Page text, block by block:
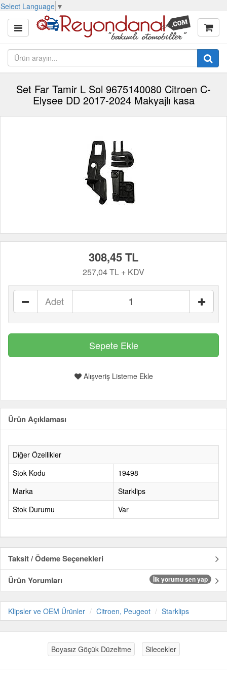
Select Language ▼
Set Far Tamir L Sol 9675140080 Citroen C-
Elysee DD 2017-2024 Makyajlı kasa
308,45 TL
257,04 TL + KDV
Adet
Alışveriş Listeme Ekle
Ürün Açıklaması
Diğer Özellikler
Stok Kodu
19498
Marka
Starklips
Stok Durumu
Var
Taksit / Ödeme Seçenekleri
Ürün Yorumları
İlk yorumu sen yap
Klipsler ve OEM Ürünler Citroen, Peugeot Starklips
Boyasız Göçük Düzeltme Silecekler